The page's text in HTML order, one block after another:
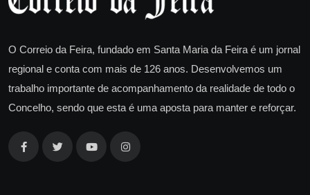
O Correio da Feira, fundado em Santa Maria da Feira é um jornal
regional e conta com mais de 126 anos. Desenvolvemos um
trabalho importante de acompanhamento da realidade de todo o
Concelho, sendo que esta é uma aposta para manter e reforçar.